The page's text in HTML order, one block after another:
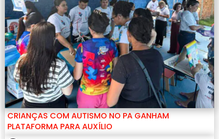
CRIANÇAS COM AUTISMO NO PA GANHAM
PLATAFORMA PARA AUXÍLIO